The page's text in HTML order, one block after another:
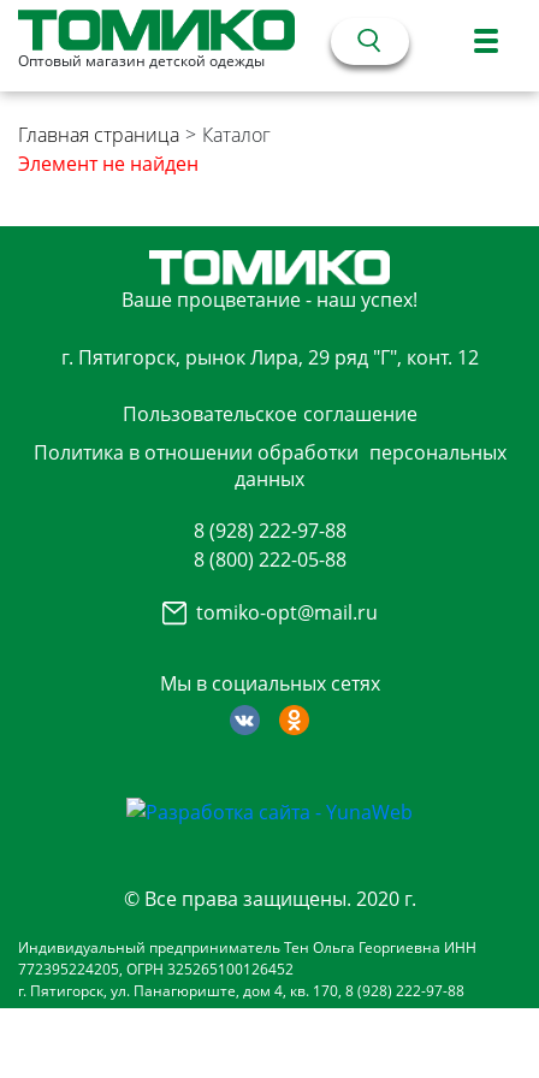
Оптовый магазин детской одежды
Главная страница > Каталог
Элемент не найден
Ваше процветание - наш успех!
г. Пятигорск, рынок Лира, 29 ряд "Г", конт. 12
Пользовательское соглашение
Политика в отношении обработки персональных
данных
Мы в социальных сетях
8 (928) 222-97-88
8 (800) 222-05-88
tomiko-opt@mail.ru
© Все права защищены. 2020 г.
Индивидуальный предприниматель Тен Ольга Георгиевна ИНН
772395224205, ОГРН 325265100126452
г. Пятигорск, ул. Панагюриште, дом 4, кв. 170, 8 (928) 222-97-88